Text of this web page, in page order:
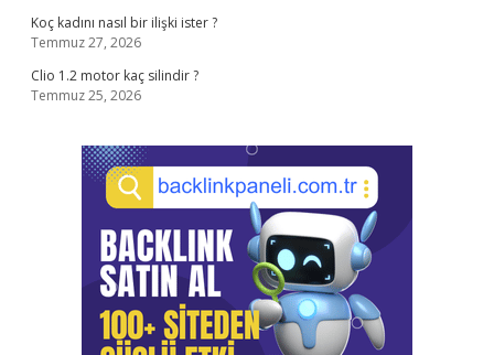
Koç kadını nasıl bir ilişki ister ?
Temmuz 27, 2026
Clio 1.2 motor kaç silindir ?
Temmuz 25, 2026